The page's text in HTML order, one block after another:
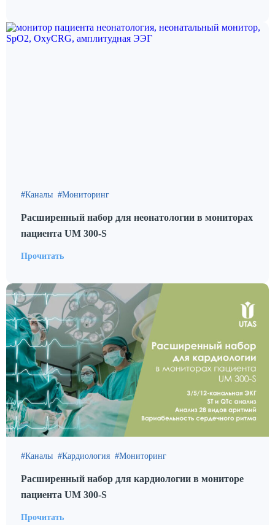
Каналы Мониторинг
Расширенный набор для неонатологии в мониторах
пациента UM 300-S
Прочитать
Каналы Кардиология Мониторинг
Расширенный набор для кардиологии в мониторе
пациента UM 300-S
Прочитать